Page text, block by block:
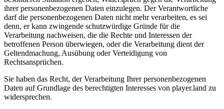
ihrer personenbezogenen Daten einzulegen. Der Verantwortliche
darf die personenbezogenen Daten nicht mehr verarbeiten, es sei
denn, er kann zwingende schutzwürdige Gründe für die
Verarbeitung nachweisen, die die Rechte und Interessen der
betroffenen Person überwiegen, oder die Verarbeitung dient der
Geltendmachung, Ausübung oder Verteidigung von
Rechtsansprüchen.
Sie haben das Recht, der Verarbeitung Ihrer personenbezogenen
Daten auf Grundlage des berechtigten Interesses von player.land zu
widersprechen.